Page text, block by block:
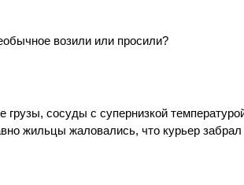
возили или просили?
грузы, сосуды с супернизкой
жильцы жаловались, что курьер